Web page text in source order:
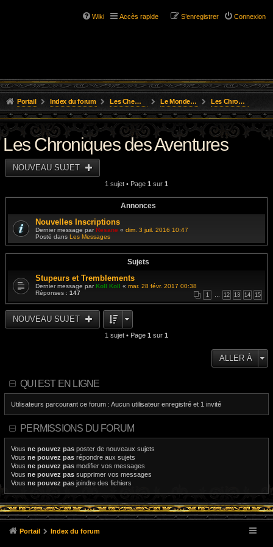
Wiki Accès rapide Connexion
S’enregistrer
Portail Index du forum Les Chemins de L'Aventure Le Monde D'Osgild Les Chroniques des Aventures
Les Chroniques des Aventures
NOUVEAU SUJET
1 sujet • Page 1 sur 1
Annonces
Nouvelles Inscriptions
Dernier message parResane « dim. 3 juil. 2016 10:47
Posté dans Les Messages
Sujets
Stupeurs et Tremblements
Dernier message parKoll Koll « mar. 28 févr. 2017 00:38
Réponses : 147 1 … 12 13 14 15
NOUVEAU SUJET
1 sujet • Page 1 sur 1
ALLER À
QUI EST EN LIGNE
Utilisateurs parcourant ce forum : Aucun utilisateur enregistré et 1 invité
PERMISSIONS DU FORUM
Vous ne pouvez pas poster de nouveaux sujets
Vous ne pouvez pas répondre aux sujets
Vous ne pouvez pas modifier vos messages
Vous ne pouvez pas supprimer vos messages
Vous ne pouvez pas joindre des fichiers
Portail Index du forum